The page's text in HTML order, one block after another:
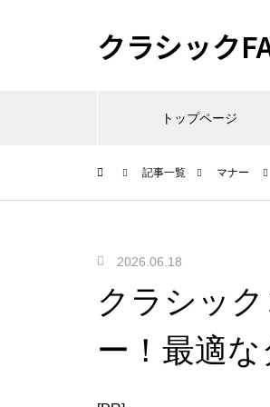
クラシック
トップページ
記事一覧 マナー
2026.06.18
クラシッ
ー！最適